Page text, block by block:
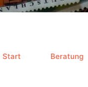
Start Beratung